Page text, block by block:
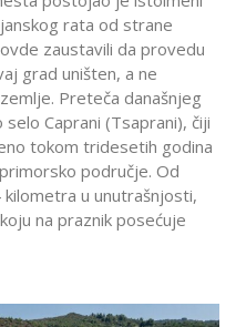
rata od strane
zaustavili da provedu
grad uništen, a ne
Preteča današnjeg
Caprani (Tsaprani), čiji
tokom tridesetih godina
područje. Od
u unutrašnjosti,
na praznik posećuje